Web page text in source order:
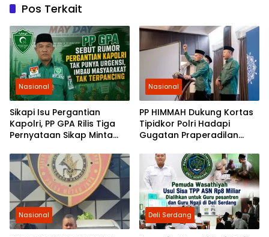
Pos Terkait
Nasional
Sikapi Isu Pergantian
Kapolri, PP GPA Rilis Tiga
Pernyataan Sikap Minta
Nasional
PP HIMMAH Dukung Kortas
Tipidkor Polri Hadapi
Gugatan Praperadilan
Nasional Deli Serdang